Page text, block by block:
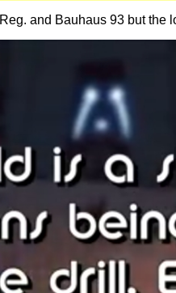
and Bauhaus 93 but the